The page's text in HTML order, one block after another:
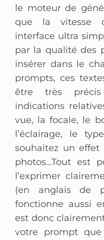
le moteur de
que la vitesse
interface ultra
par la qualité des
insérer dans le
prompts, ces
être très
indications
vue, la focale, le
l’éclairage, le
souhaitez un effet
photos…Tout est
l’exprimer
(en anglais de
fonctionne aussi
est donc
votre prompt que